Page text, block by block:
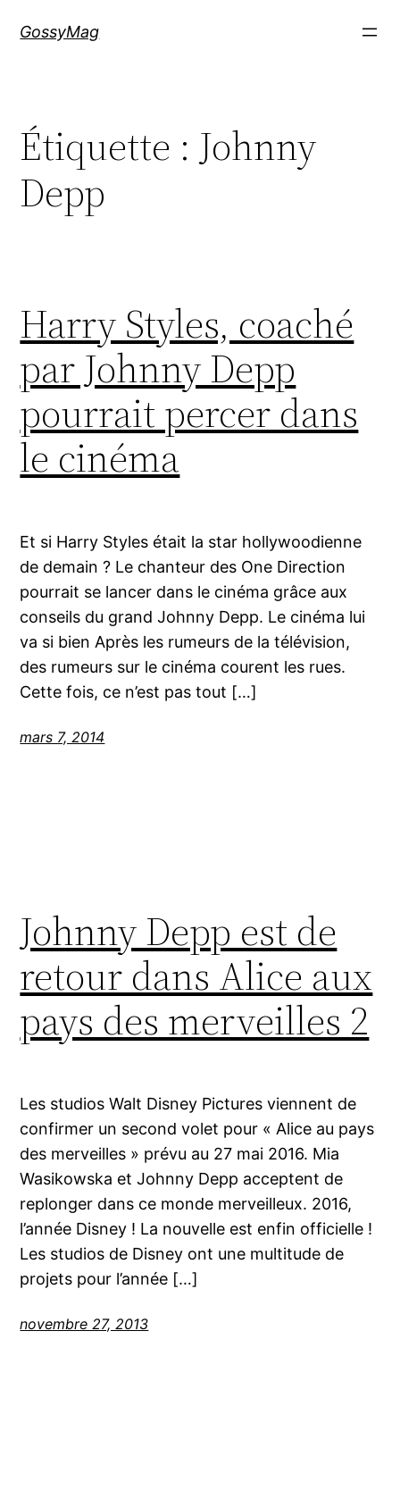
GossyMag
Étiquette :Johnny
Depp
Harry Styles, coaché
par Johnny Depp
pourrait percer dans
le cinéma
Et si Harry Styles était la star hollywoodienne
de demain ? Le chanteur des One Direction
pourrait se lancer dans le cinéma grâce aux
conseils du grand Johnny Depp. Le cinéma lui
va si bien Après les rumeurs de la télévision,
des rumeurs sur le cinéma courent les rues.
Cette fois, ce n’est pas tout […]
mars 7, 2014
Johnny Depp est de
retour dans Alice aux
pays des merveilles 2
Les studios Walt Disney Pictures viennent de
confirmer un second volet pour « Alice au pays
des merveilles » prévu au 27 mai 2016. Mia
Wasikowska et Johnny Depp acceptent de
replonger dans ce monde merveilleux. 2016,
l’année Disney ! La nouvelle est enfin officielle !
Les studios de Disney ont une multitude de
projets pour l’année […]
novembre 27, 2013